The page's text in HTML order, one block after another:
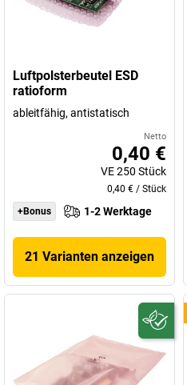
Luftpolsterbeutel ESD
ratioform
ableitfähig, antistatisch
Netto
0,40 €
VE250 Stück
0,40 € / Stück
+Bonus
1-2 Werktage
21 Varianten anzeigen